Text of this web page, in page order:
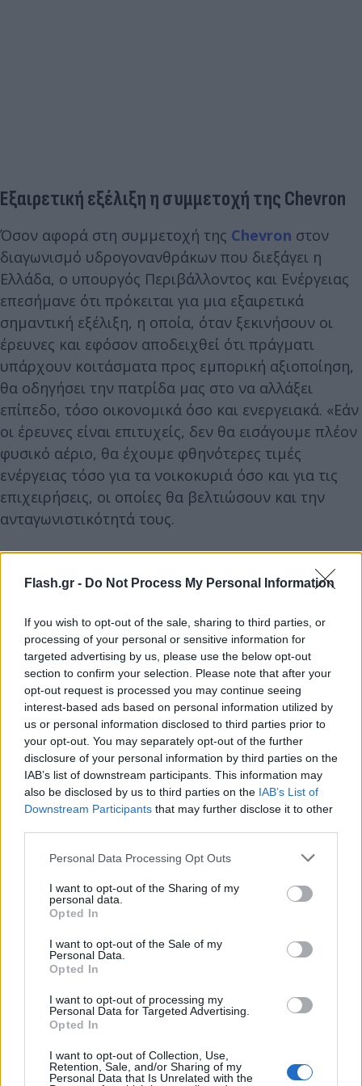
Flash.gr - Do Not Process My Personal Information
If you wish to opt-out of the sale, sharing to third parties, or
processing of your personal or sensitive information for
targeted advertising by us, please use the below opt-out
section to confirm your selection. Please note that after your
opt-out request is processed you may continue seeing
interest-based ads based on personal information utilized by
us or personal information disclosed to third parties prior to
your opt-out. You may separately opt-out of the further
disclosure of your personal information by third parties on the
IAB’s list of downstream participants. This information may
also be disclosed by us to third parties on the IAB’s List of
Downstream Participants that may further disclose it to other
Please note that this website/app uses one or more Google
not limited to your visit or usage behaviour. You may click to
grant or deny consent to Google and its third-party tags to
use your data for below specified purposes in below Google
consent section.
Personal Data Processing Opt Outs
I want to opt-out of the Sharing of my
personal data.
Opted In
I want to opt-out of the Sale of my
Personal Data.
Opted In
I want to opt-out of processing my
Personal Data for Targeted Advertising.
Opted In
I want to opt-out of Collection, Use,
Retention, Sale, and/or Sharing of my
Personal Data that Is Unrelated with the
Εξαιρετική εξέλιξη η συμμετοχή της Chevron
Όσον αφορά στη συμμετοχή της Chevron στον
διαγωνισμό υδρογονανθράκων που διεξάγει η
Ελλάδα, ο υπουργός Περιβάλλοντος και Ενέργειας
επεσήμανε ότι πρόκειται για μια εξαιρετικά
σημαντική εξέλιξη, η οποία, όταν ξεκινήσουν οι
έρευνες και εφόσον αποδειχθεί ότι πράγματι
υπάρχουν κοιτάσματα προς εμπορική αξιοποίηση,
θα οδηγήσει την πατρίδα μας στο να αλλάξει
επίπεδο, τόσο οικονομικά όσο και ενεργειακά. «Εάν
οι έρευνες είναι επιτυχείς, δεν θα εισάγουμε πλέον
φυσικό αέριο, θα έχουμε φθηνότερες τιμές
ενέργειας τόσο για τα νοικοκυριά όσο και για τις
επιχειρήσεις, οι οποίες θα βελτιώσουν και την
ανταγωνιστικότητά τους.
Η χώρα μας θα αποκτήσει ενεργειακή αυτάρκεια
και το επίπεδο ζωής των Ελλήνων και των
ανέφερε ο ίδιος. Παράλληλα τόνισε ότι η επιτυχία
αυτή αποτελεί το επιστέγασμα 15ετούς
προσπάθειας, ωστόσο η Κυβέρνηση της Νέας
Δημοκρατίας την υλοποίησε, μεγαλώνοντας και
ενισχύοντας την Ελλάδα, κάνοντας πράξη τον
σχεδιασμό. Δίνοντας το χρονοδιάγραμμα του
διαγωνισμού, επεσήμανε ότι η συμφωνία θα
κατατεθεί στο Ελεγκτικό Συμβούλιο μέσα στον
Νοέμβριο, ώστε μετά να πάει στην Βουλή προς
επικύρωση και στις αρχές του 2026 να ξεκινήσουν
οι σεισμικές και γεωφυσικές έρευνες, οι οποίες θα